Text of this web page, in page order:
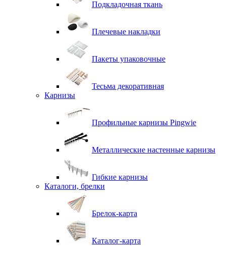
Подкладочная ткань
Плечевые накладки
Пакеты упаковочные
Тесьма декоративная
Карнизы
Профильные карнизы Pingwie
Металлические настенные карнизы
Гибкие карнизы
Каталоги, брелки
Брелок-карта
Каталог-карта